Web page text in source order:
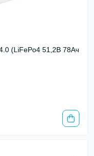
(LiFePo4 51,2В 78Ач